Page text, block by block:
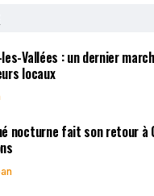
les-Vallées : un dernier
locaux
nocturne fait son retour à